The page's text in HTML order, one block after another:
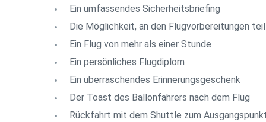
Ein umfassendes Sicherheitsbriefing
Die Möglichkeit, an den Flugvorbereitungen
Ein Flug von mehr als einer Stunde
Ein persönliches Flugdiplom
Ein überraschendes Erinnerungsgeschenk
Der Toast des Ballonfahrers nach dem Flug
Rückfahrt mit dem Shuttle zum